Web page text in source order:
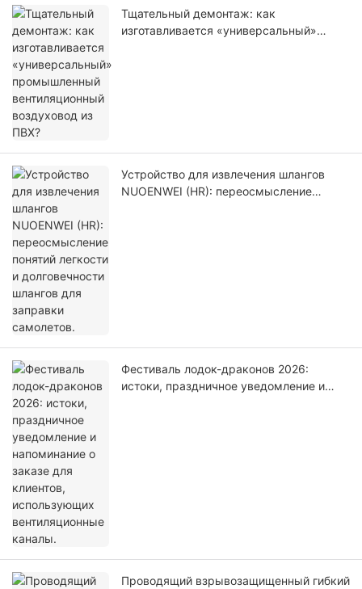
Тщательный демонтаж: как
изготавливается «универсальный»
Устройство для извлечения шлангов
NUOENWEI (HR): переосмысление
Фестиваль лодок-драконов 2026:
истоки, праздничное уведомление и
Проводящий взрывозащищенный гибкий